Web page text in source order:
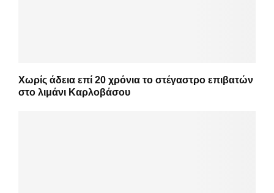
Χωρίς άδεια επί 20 χρόνια το στέγαστρο επιβατών
στο λιμάνι Καρλοβάσου